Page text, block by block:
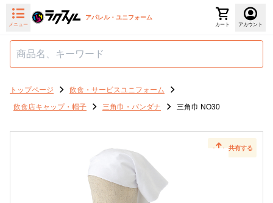
メニュー
アパレル・ユニフォーム
カート アカウント
トップページ
飲食・サービスユニフォーム
飲食店キャップ・帽子
三角巾・バンダナ 三角巾 NO30
共有する